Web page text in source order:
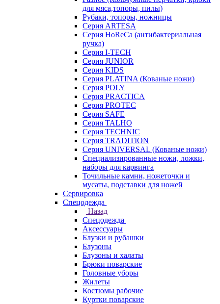
для мяса,топоры, пилы)
Рубаки, топоры, ножницы
Серия ARTESA
Серия HoReCa (антибактериальная
ручка)
Серия I-TECH
Серия JUNIOR
Серия KIDS
Серия PLATINA (Кованые ножи)
Серия POLY
Серия PRACTICA
Серия PROTEC
Серия SAFE
Серия TALHO
Серия TECHNIC
Серия TRADITION
Серия UNIVERSAL (Кованые ножи)
Специализированные ножи, ложки,
наборы для карвинга
Точильные камни, ножеточки и
мусаты, подставки для ножей
Сервировка
Спецодежда
Назад
Спецодежда
Аксессуары
Блузки и рубашки
Блузоны
Блузоны и халаты
Брюки поварские
Головные уборы
Жилеты
Костюмы рабочие
Куртки поварские